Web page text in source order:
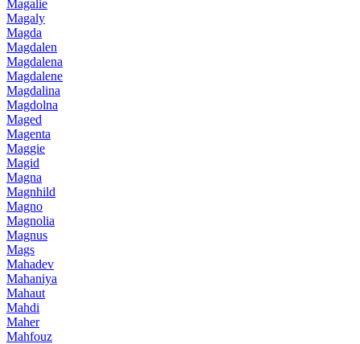
Magalie
Magaly
Magda
Magdalen
Magdalena
Magdalene
Magdalina
Magdolna
Maged
Magenta
Maggie
Magid
Magna
Magnhild
Magno
Magnolia
Magnus
Mags
Mahadev
Mahaniya
Mahaut
Mahdi
Maher
Mahfouz